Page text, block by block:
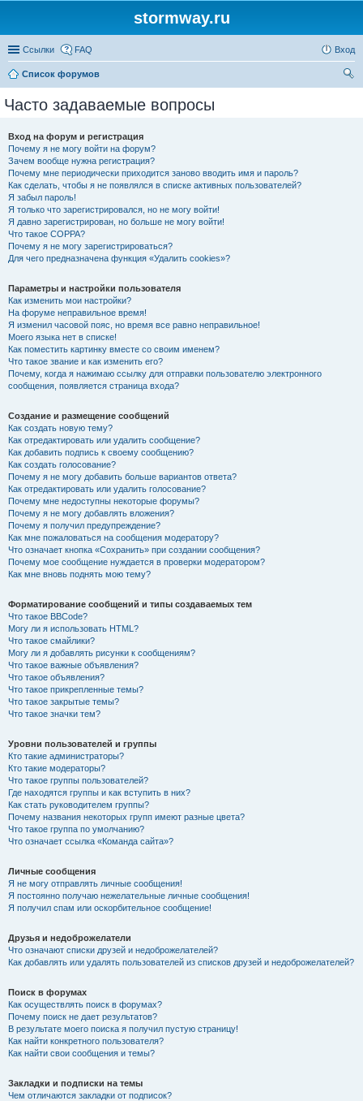
stormway.ru
Ссылки FAQ Вход
Список форумов
Часто задаваемые вопросы
Вход на форум и регистрация
Почему я не могу войти на форум?
Зачем вообще нужна регистрация?
Почему мне периодически приходится заново вводить имя и пароль?
Как сделать, чтобы я не появлялся в списке активных пользователей?
Я забыл пароль!
Я только что зарегистрировался, но не могу войти!
Я давно зарегистрирован, но больше не могу войти!
Что такое COPPA?
Почему я не могу зарегистрироваться?
Для чего предназначена функция «Удалить cookies»?
Параметры и настройки пользователя
Как изменить мои настройки?
На форуме неправильное время!
Я изменил часовой пояс, но время все равно неправильное!
Моего языка нет в списке!
Как поместить картинку вместе со своим именем?
Что такое звание и как изменить его?
Почему, когда я нажимаю ссылку для отправки пользователю электронного
сообщения, появляется страница входа?
Создание и размещение сообщений
Как создать новую тему?
Как отредактировать или удалить сообщение?
Как добавить подпись к своему сообщению?
Как создать голосование?
Почему я не могу добавить больше вариантов ответа?
Как отредактировать или удалить голосование?
Почему мне недоступны некоторые форумы?
Почему я не могу добавлять вложения?
Почему я получил предупреждение?
Как мне пожаловаться на сообщения модератору?
Что означает кнопка «Сохранить» при создании сообщения?
Почему мое сообщение нуждается в проверки модератором?
Как мне вновь поднять мою тему?
Форматирование сообщений и типы создаваемых тем
Что такое BBCode?
Могу ли я использовать HTML?
Что такое смайлики?
Могу ли я добавлять рисунки к сообщениям?
Что такое важные объявления?
Что такое объявления?
Что такое прикрепленные темы?
Что такое закрытые темы?
Что такое значки тем?
Уровни пользователей и группы
Кто такие администраторы?
Кто такие модераторы?
Что такое группы пользователей?
Где находятся группы и как вступить в них?
Как стать руководителем группы?
Почему названия некоторых групп имеют разные цвета?
Что такое группа по умолчанию?
Что означает ссылка «Команда сайта»?
Личные сообщения
Я не могу отправлять личные сообщения!
Я постоянно получаю нежелательные личные сообщения!
Я получил спам или оскорбительное сообщение!
Друзья и недоброжелатели
Что означают списки друзей и недоброжелателей?
Как добавлять или удалять пользователей из списков друзей и недоброжелателей?
Поиск в форумах
Как осуществлять поиск в форумах?
Почему поиск не дает результатов?
В результате моего поиска я получил пустую страницу!
Как найти конкретного пользователя?
Как найти свои сообщения и темы?
Закладки и подписки на темы
Чем отличаются закладки от подписок?